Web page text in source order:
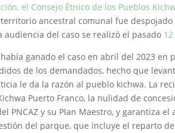
el Consejo Étnico de los Pueblos
ancestral comunal fue
audiencia del caso se realizó el pasado
ganado el caso en abril del 2023
de los demandados, hecho que
le da la razón al pueblo kichwa. La
Puerto Franco, la nulidad de
PNCAZ y su Plan Maestro, y garantiza
del parque, que incluye el reparto